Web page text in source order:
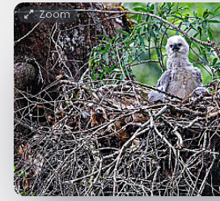
Zoom